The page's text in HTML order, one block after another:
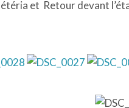
et Retour devant